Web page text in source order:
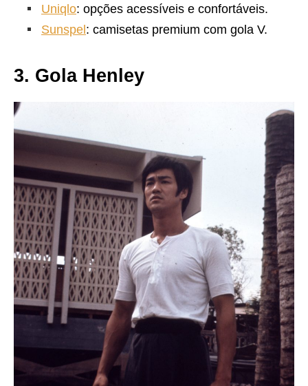
Uniqlo: opções acessíveis e confortáveis.
Sunspel : camisetas premium com gola V.
3. Gola Henley